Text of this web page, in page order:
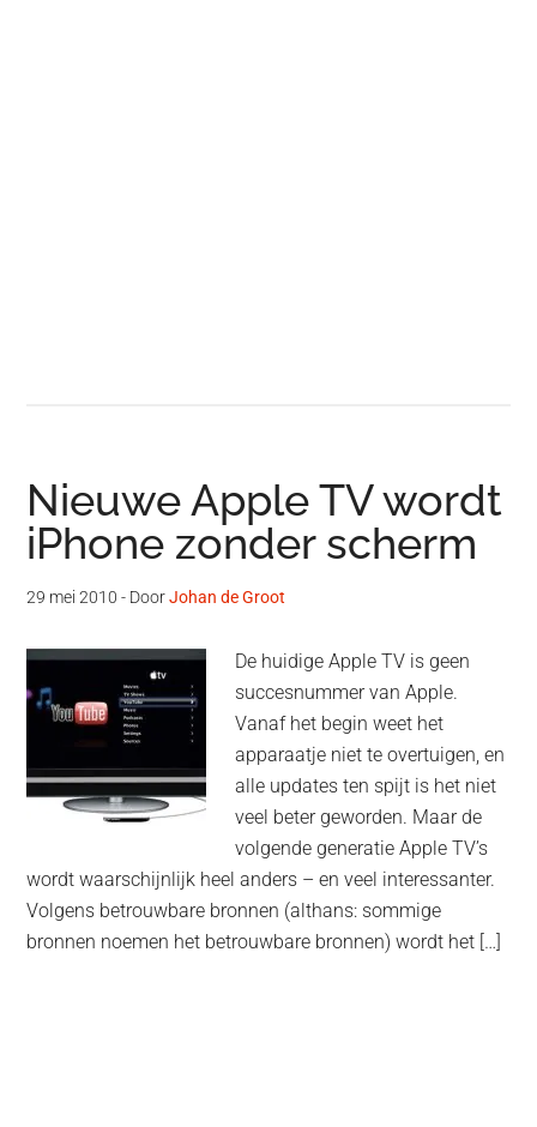
Nieuwe Apple TV wordt
iPhone zonder scherm
29 mei 2010 - DoorJohan de Groot
De huidige Apple TV is geen
succesnummer van Apple.
Vanaf het begin weet het
apparaatje niet te overtuigen, en
alle updates ten spijt is het niet
veel beter geworden. Maar de
volgende generatie Apple TV’s
wordt waarschijnlijk heel anders – en veel interessanter.
Volgens betrouwbare bronnen (althans: sommige
bronnen noemen het betrouwbare bronnen) wordt het […]